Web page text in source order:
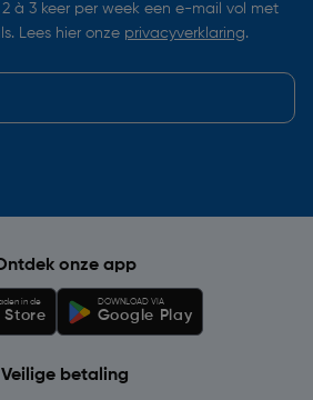
à 3 keer per week een e-mail vol met
Lees hier onze privacyverklaring.
onze app
in de
Store
DOWNLOAD VIA
Google Play
Veilige betaling